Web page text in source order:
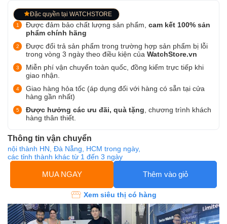
Đặc quyền tại WATCHSTORE
Được đảm bảo chất lượng sản phẩm, cam kết 100% sản
phẩm chính hãng
Được đổi trả sản phẩm trong trường hợp sản phẩm bị lỗi
trong vòng 3 ngày theo điều kiện của WatchStore.vn
Miễn phí vận chuyển toàn quốc, đồng kiểm trực tiếp khi
giao nhận.
Giao hàng hỏa tốc (áp dụng đối với hàng có sẵn tại cửa
hàng gần nhất)
Được hưởng các ưu đãi, quà tặng , chương trình khách
hàng thân thiết.
Thông tin vận chuyển
nội thành HN, Đà Nẵng, HCM trong ngày,
các tỉnh thành khác từ 1 đến 3 ngày
MUA NGAY Thêm vào giỏ
Xem siêu thị có hàng